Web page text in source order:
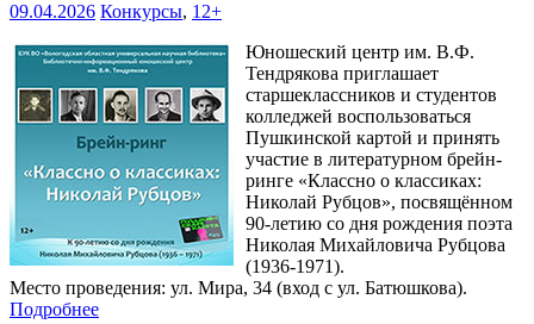
09.04.2026 Конкурсы, 12+
Юношеский центр им. В.Ф.
Тендрякова приглашает
старшеклассников и студентов
колледжей воспользоваться
Пушкинской картой и принять
участие в литературном брейн-
ринге «Классно о классиках:
Николай Рубцов», посвящённом
90-летию со дня рождения поэта
Николая Михайловича Рубцова
(1936-1971).
Место проведения: ул. Мира, 34 (вход с ул. Батюшкова).
Подробнее